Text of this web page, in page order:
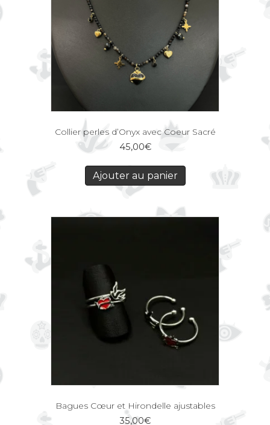
Collier perles d’Onyx avec Coeur Sacré
45,00€
Ajouter au panier
Bagues Cœur et Hirondelle ajustables
35,00€